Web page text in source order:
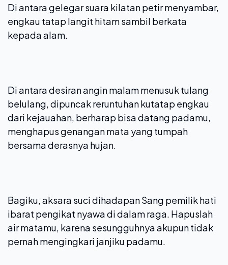
Di antara gelegar suara kilatan petir menyambar,
engkau tatap langit hitam sambil berkata
kepada alam.
Di antara desiran angin malam menusuk tulang
belulang, dipuncak reruntuhan kutatap engkau
dari kejauahan, berharap bisa datang padamu,
menghapus genangan mata yang tumpah
bersama derasnya hujan.
Bagiku, aksara suci dihadapan Sang pemilik hati
ibarat pengikat nyawa di dalam raga. Hapuslah
air matamu, karena sesungguhnya akupun tidak
pernah mengingkari janjiku padamu.